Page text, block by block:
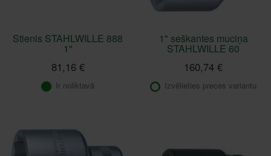
Stienis STAHLWILLE 888
1"
81,16 €
Ir noliktavā
1" seškantes muciņa
STAHLWILLE 60
160,74 €
Izvēlieties preces variantu